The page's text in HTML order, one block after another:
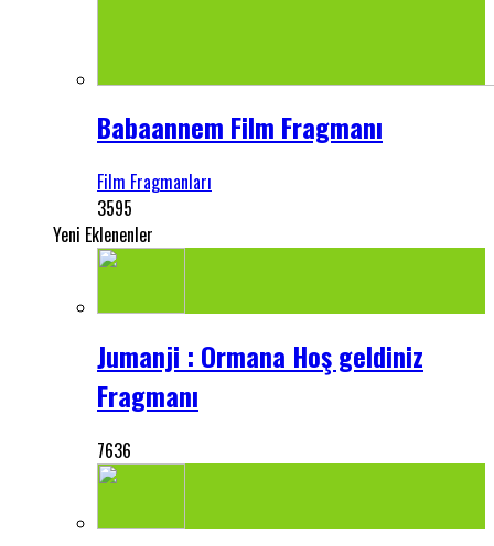
Babaannem Film Fragmanı
Film Fragmanları
3595
Yeni Eklenenler
Jumanji : Ormana Hoş geldiniz
Fragmanı
7636